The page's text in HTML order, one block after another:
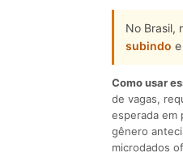
No Brasil,
subindo e
Como usar
de vagas,
esperada em
gênero
microdados